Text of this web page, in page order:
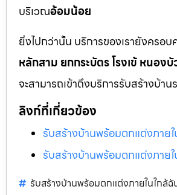
บริเวณอ้อมน้อย
ยิ่งไปกว่านั้น บริการของเรายังครอ
หลักสาม ยกกระบัตร โรงเข้ หนอง
จะสามารถเข้าถึงบริการรับสร้างบ้า
ลิงก์ที่เกี่ยวข้อง
รับสร้างบ้านพร้อมตกแต่งภายใ
รับสร้างบ้านพร้อมตกแต่งภายใ
รับสร้างบ้านพร้อมตกแต่งภายในใกล้ฉั